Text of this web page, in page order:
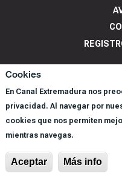
Cookies
En Canal Extremadura nos
privacidad. Al navegar por
cookies que nos permiten
mientras navegas.
Aceptar Más info